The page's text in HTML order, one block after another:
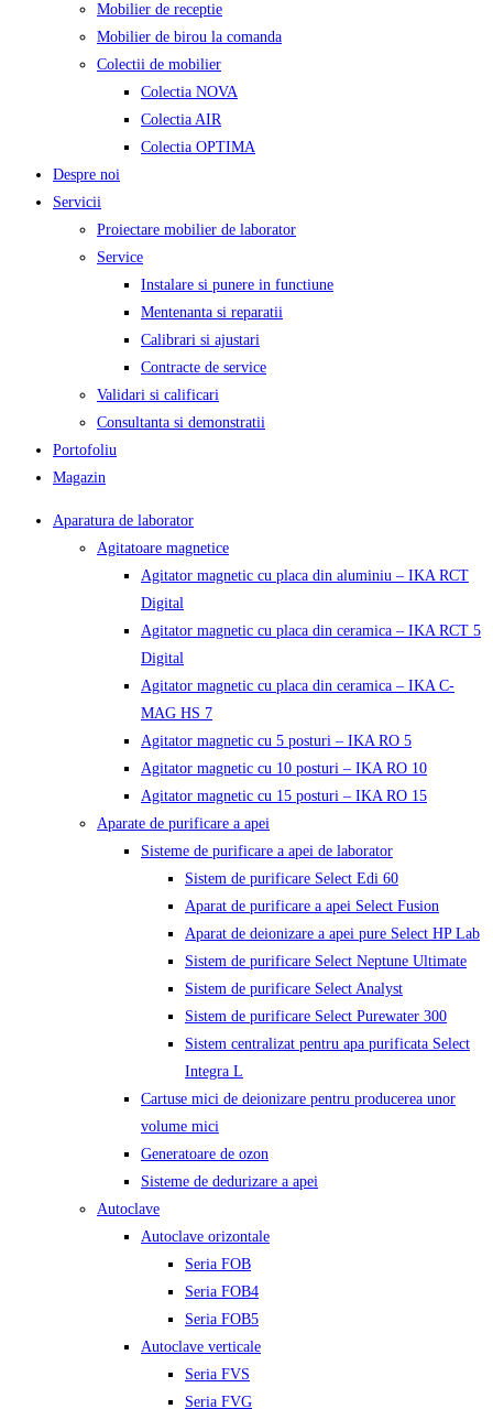
Mobilier de receptie
Mobilier de birou la comanda
Colectii de mobilier
Colectia NOVA
Colectia AIR
Colectia OPTIMA
Despre noi
Servicii
Proiectare mobilier de laborator
Service
Instalare si punere in functiune
Mentenanta si reparatii
Calibrari si ajustari
Contracte de service
Validari si calificari
Consultanta si demonstratii
Portofoliu
Magazin
Aparatura de laborator
Agitatoare magnetice
Agitator magnetic cu placa din aluminiu – IKA RCT
Digital
Agitator magnetic cu placa din ceramica – IKA RCT 5
Digital
Agitator magnetic cu placa din ceramica – IKA C-
MAG HS 7
Agitator magnetic cu 5 posturi – IKA RO 5
Agitator magnetic cu 10 posturi – IKA RO 10
Agitator magnetic cu 15 posturi – IKA RO 15
Aparate de purificare a apei
Sisteme de purificare a apei de laborator
Sistem de purificare Select Edi 60
Aparat de purificare a apei Select Fusion
Aparat de deionizare a apei pure Select HP Lab
Sistem de purificare Select Neptune Ultimate
Sistem de purificare Select Analyst
Sistem de purificare Select Purewater 300
Sistem centralizat pentru apa purificata Select
Integra L
Cartuse mici de deionizare pentru producerea unor
volume mici
Generatoare de ozon
Sisteme de dedurizare a apei
Autoclave
Autoclave orizontale
Seria FOB
Seria FOB4
Seria FOB5
Autoclave verticale
Seria FVS
Seria FVG